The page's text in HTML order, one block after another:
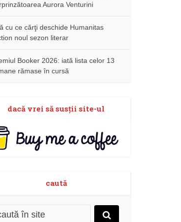
Aurora Venturini
cu ce cărţi deschide Humanitas
noul sezon literar
Booker 2026: iată lista celor 13
rămase în cursă
dacă vrei să susţii site-ul
caută